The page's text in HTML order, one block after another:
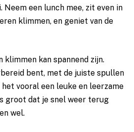
een lunch mee, zit even in
klimmen, en geniet van de
kan spannend zijn.
bent, met de juiste spullen
vooral een leuke en leerzame
groot dat je snel weer terug
wel.